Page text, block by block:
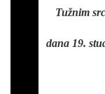
Tužnim
dana 19.